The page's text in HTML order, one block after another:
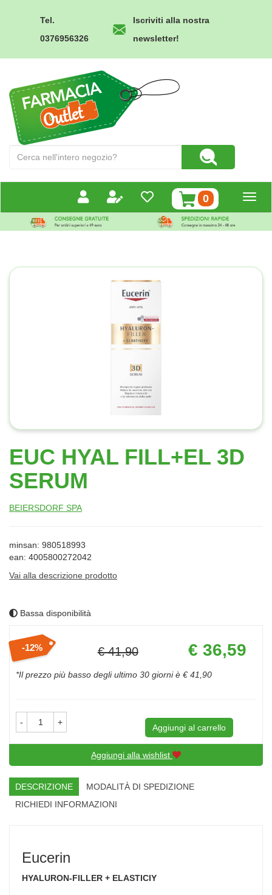
Tel.
0376956326
Iscriviti alla nostra
newsletter!
Outlet
Prodotto
Cerca Prodotto
0prodotti
inseriti
EUC HYAL FILL+EL 3D
SERUM
BEIERSDORF SPA
minsan: 980518993
ean: 4005800272042
Vai alla descrizione prodotto
Bassa disponibilità
Sconto
del
12% € 41,90
Prezzo
scontato
€ 36,59
*Il prezzo più basso degli ultimo 30 giorni è € 41,90
- +
Aggiungi al carrello
Aggiungi alla wishlist
DESCRIZIONE
MODALITÀ DI SPEDIZIONE
RICHIEDI INFORMAZIONI
Eucerin
HYALURON-FILLER + ELASTICIY